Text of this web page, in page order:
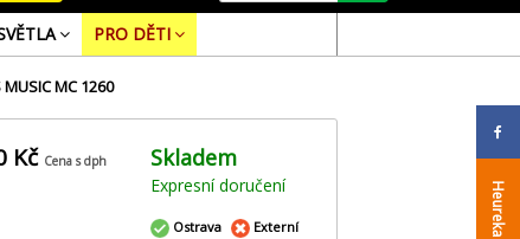
PRO DĚTI
Heureka
MUSIC MC 1260
Kč Cena s dph Skladem
Expresní doručení
Ostrava Externí